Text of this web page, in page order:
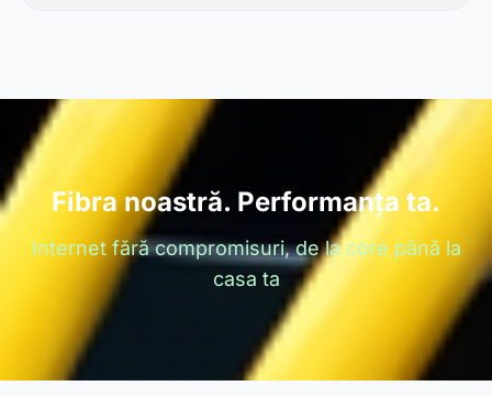
Fibra noastră. Performanța ta.
Internet fără compromisuri, de la core până la
casa ta